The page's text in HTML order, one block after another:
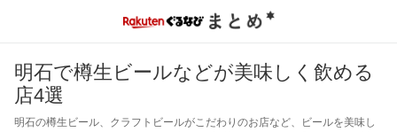
明石で樽生ビールなどが美味しく飲める
店4選
明石の樽生ビール、クラフトビールがこだわりのお店など、ビールを美味し